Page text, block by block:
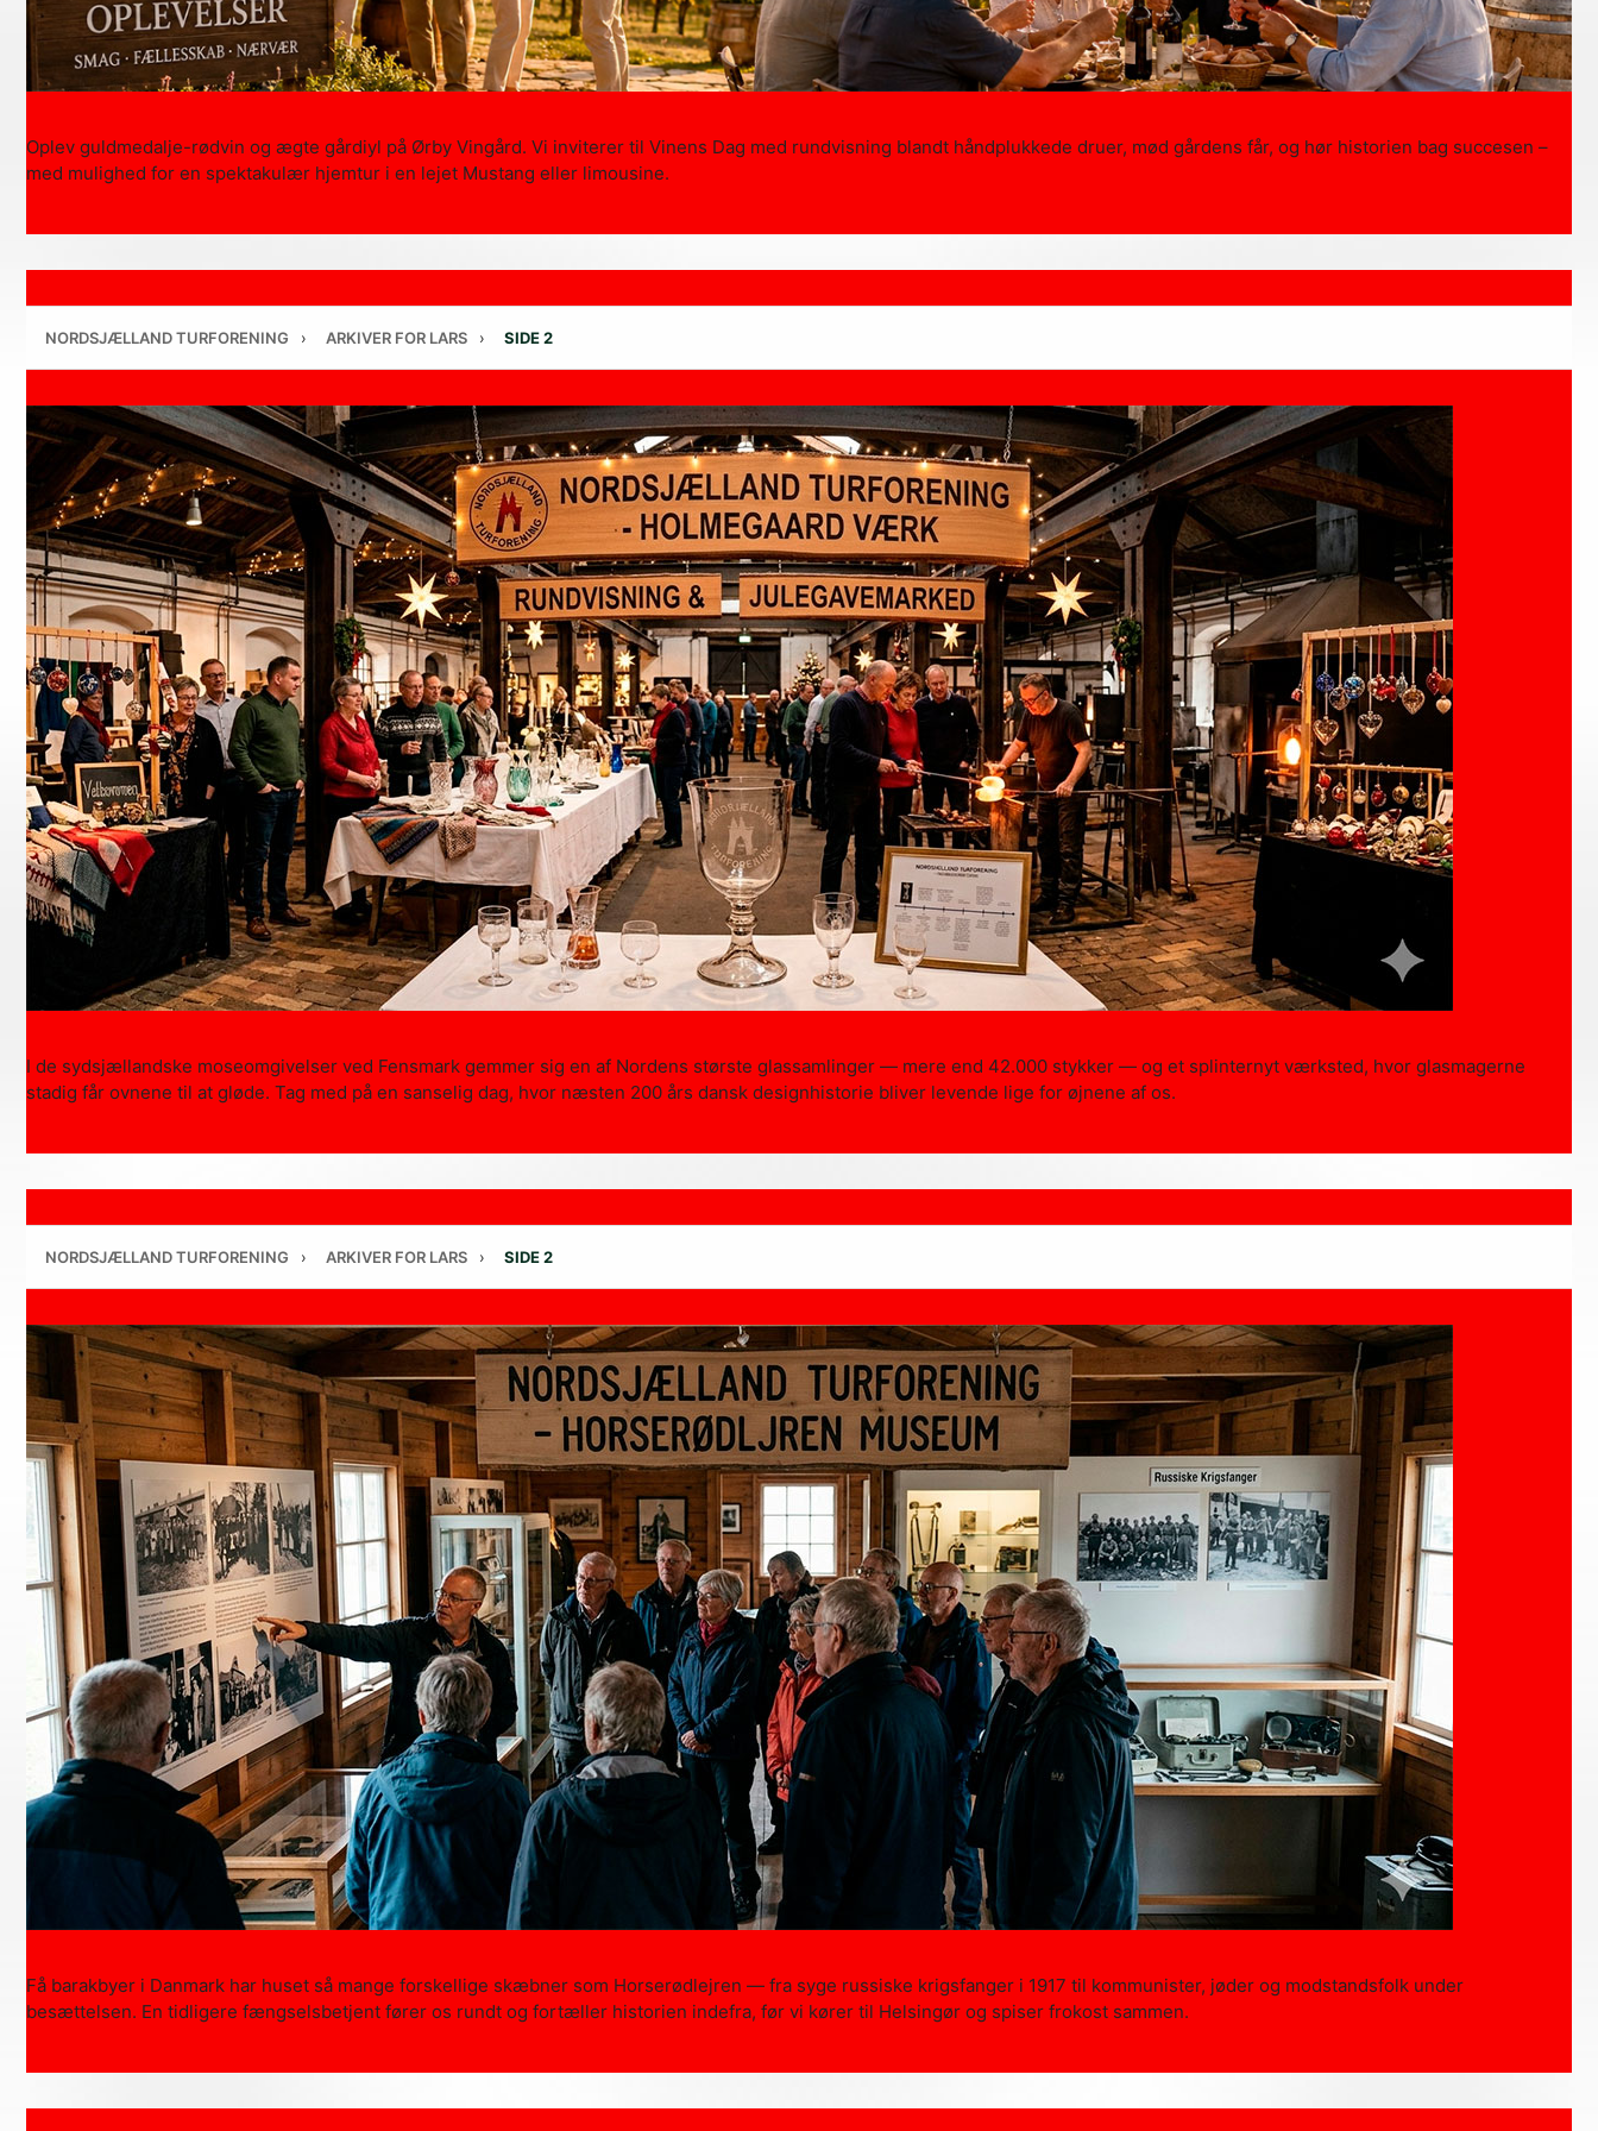
Oplev guldmedalje-rødvin og ægte gårdiyl på Ørby Vingård. Vi inviterer til Vinens Dag med rundvisning blandt håndplukkede druer, mød gårdens får, og hør historien bag succesen –
med mulighed for en spektakulær hjemtur i en lejet Mustang eller limousine.
NORDSJÆLLAND TURFORENING › ARKIVER FOR LARS › SIDE 2
I de sydsjællandske moseomgivelser ved Fensmark gemmer sig en af Nordens største glassamlinger — mere end 42.000 stykker — og et splinternyt værksted, hvor glasmagerne
stadig får ovnene til at gløde. Tag med på en sanselig dag, hvor næsten 200 års dansk designhistorie bliver levende lige for øjnene af os.
NORDSJÆLLAND TURFORENING › ARKIVER FOR LARS › SIDE 2
Få barakbyer i Danmark har huset så mange forskellige skæbner som Horserødlejren — fra syge russiske krigsfanger i 1917 til kommunister, jøder og modstandsfolk under
besættelsen. En tidligere fængselsbetjent fører os rundt og fortæller historien indefra, før vi kører til Helsingør og spiser frokost sammen.